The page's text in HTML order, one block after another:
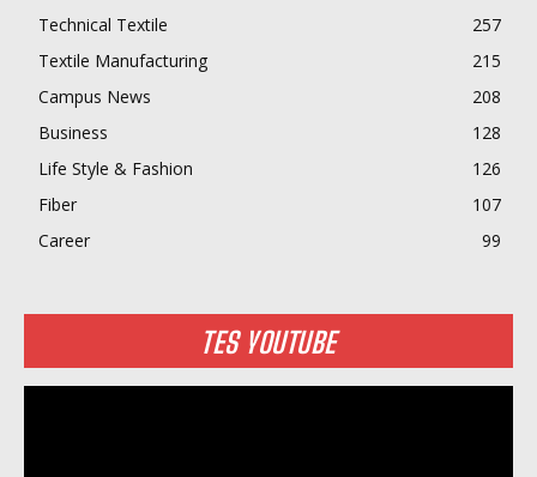
Technical Textile
257
Textile Manufacturing
215
Campus News
208
Business
128
Life Style & Fashion
126
Fiber
107
Career
99
TES YOUTUBE